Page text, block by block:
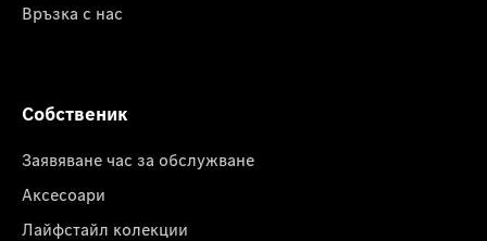
Връзка с нас
Собственик
Заявяване час за обслужване
Аксесоари
Лайфстайл колекции